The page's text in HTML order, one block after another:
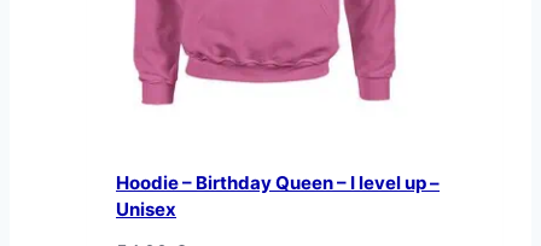
Hoodie – Birthday Queen – I level up –
Unisex